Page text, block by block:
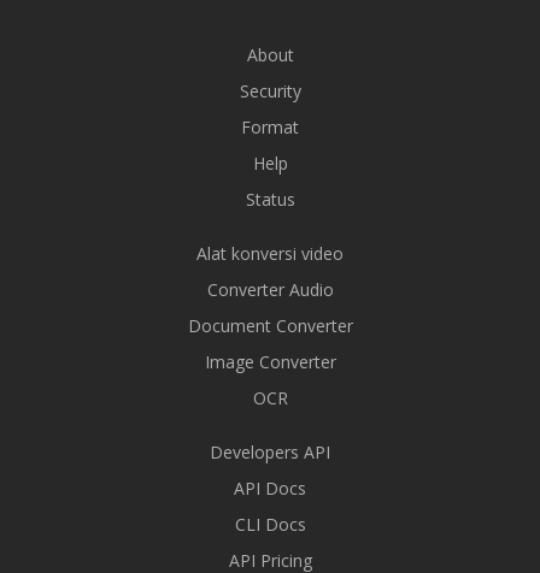
About
Security
Format
Help
Status
Alat konversi video
Converter Audio
Document Converter
Image Converter
OCR
Developers API
API Docs
CLI Docs
API Pricing